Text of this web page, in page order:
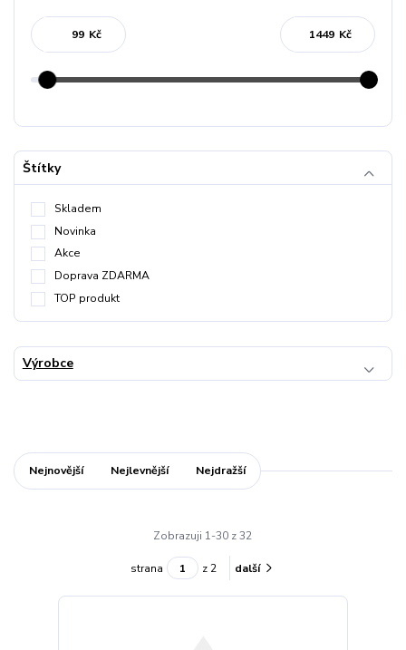
Kč Kč
Štítky
Skladem
Novinka
Akce
Doprava ZDARMA
TOP produkt
Výrobce
Nejnovější Nejlevnější Nejdražší
Zobrazuji 1-30 z 32
strana z 2 další